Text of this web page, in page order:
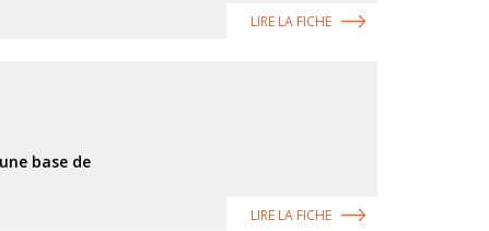
LIRE LA FICHE
base de
LIRE LA FICHE